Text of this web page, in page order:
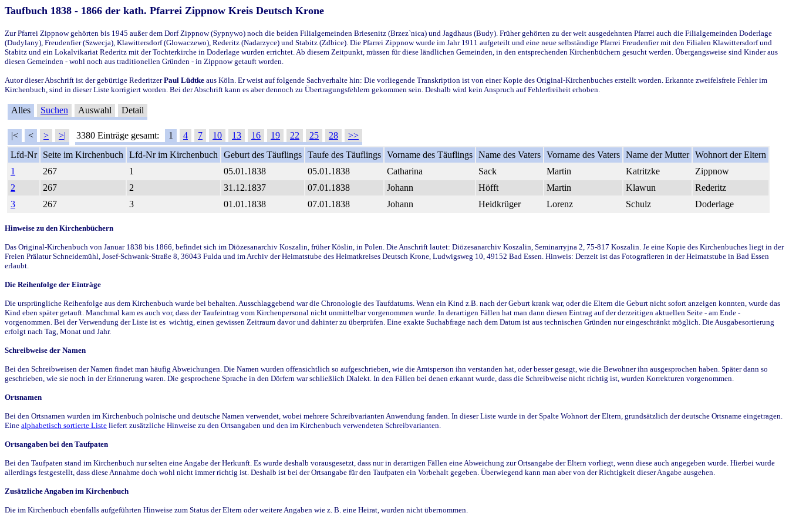
Taufbuch 1838 - 1866 der kath. Pfarrei Zippnow Kreis Deutsch Krone
Zur Pfarrei Zippnow gehörten bis 1945 außer dem Dorf Zippnow (Sypnywo) noch die beiden Filialgemeinden Briesenitz (Brzez`nica) und Jagdhaus (Budy). Früher gehörten zu der weit ausgedehnten Pfarrei auch die Filialgemeinden Doderlage
(Dudylany), Freudenfier (Szwecja), Klawittersdorf (Glowaczewo), Rederitz (Nadarzyce) und Stabitz (Zdbice). Die Pfarrei Zippnow wurde im Jahr 1911 aufgeteilt und eine neue selbständige Pfarrei Freudenfier mit den Filialen Klawittersdorf und
Stabitz und ein Lokalvikariat Rederitz mit der Tochterkirche in Doderlage wurden errichtet. Ab diesem Zeitpunkt, müssen für diese ländlichen Gemeinden, in den entsprechenden Kirchenbüchern gesucht werden. Übergangsweise sind Kinder aus
diesen Gemeinden - wohl noch aus traditionellen Gründen - in Zippnow getauft worden.
Autor dieser Abschrift ist der gebürtige RederitzerPaul Lüdtke aus Köln. Er weist auf folgende Sachverhalte hin: Die vorliegende Transkription ist von einer Kopie des Original-Kirchenbuches erstellt worden. Erkannte zweifelsfreie Fehler im
Kirchenbuch, sind in dieser Liste korrigiert worden. Bei der Abschrift kann es aber dennoch zu Übertragungsfehlern gekommen sein. Deshalb wird kein Anspruch auf Fehlerfreiheit erhoben.
Alles Suchen Auswahl Detail
|< < > >| 3380 Einträge gesamt: 1 4 7 10 13 16 19 22 25 28
>>
Lfd-Nr
Seite im Kirchenbuch Lfd-Nr im Kirchenbuch Geburt des Täuflings Taufe des Täuflings Vorname des Täuflings Name des Vaters Vorname des Vaters Name der Mutter Wohnort der Eltern
1
267 1 05.01.1838 05.01.1838 Catharina Sack Martin Katritzke
Zippnow
2
267 2 31.12.1837 07.01.1838 Johann Höfft Martin Klawun
Rederitz
3
267 3 01.01.1838 07.01.1838 Johann Heidkrüger Lorenz Schulz Doderlage
Hinweise zu den Kirchenbüchern
Das Original-Kirchenbuch von Januar 1838 bis 1866, befindet sich im Diözesanarchiv Koszalin, früher Köslin, in Polen. Die Anschrift lautet: Diözesanarchiv Koszalin, Seminarryjna 2, 75-817 Koszalin. Je eine Kopie des Kirchenbuches liegt in der
Freien Prälatur Schneidemühl, Josef-Schwank-Straße 8, 36043 Fulda und im Archiv der Heimatstube des Heimatkreises Deutsch Krone, Ludwigsweg 10, 49152 Bad Essen. Hinweis: Derzeit ist das Fotografieren in der Heimatstube in Bad Essen
erlaubt.
Die Reihenfolge der Einträge
Die ursprüngliche Reihenfolge aus dem Kirchenbuch wurde bei behalten. Ausschlaggebend war die Chronologie des Taufdatums. Wenn ein Kind z.B. nach der Geburt krank war, oder die Eltern die Geburt nicht sofort anzeigen konnten, wurde das
Kind eben später getauft. Manchmal kam es auch vor, dass der Taufeintrag vom Kirchenpersonal nicht unmittelbar vorgenommen wurde. In derartigen Fällen hat man dann diesen Eintrag auf der derzeitigen aktuellen Seite - am Ende -
vorgenommen. Bei der Verwendung der Liste ist es wichtig, einen gewissen Zeitraum davor und dahinter zu überprüfen. Eine exakte Suchabfrage nach dem Datum ist aus technischen Gründen nur eingeschränkt möglich. Die Ausgabesortierung
erfolgt nach Tag, Monat und Jahr.
Schreibweise der Namen
Bei den Schreibweisen der Namen findet man häufig Abweichungen. Die Namen wurden offensichtlich so aufgeschrieben, wie die Amtsperson ihn verstanden hat, oder besser gesagt, wie die Bewohner ihn ausgesprochen haben. Später dann so
geschrieben, wie sie noch in der Erinnerung waren. Die gesprochene Sprache in den Dörfern war schließlich Dialekt. In den Fällen bei denen erkannt wurde, dass die Schreibweise nicht richtig ist, wurden Korrekturen vorgenommen.
Ortsnamen
Bei den Ortsnamen wurden im Kirchenbuch polnische und deutsche Namen verwendet, wobei mehrere Schreibvarianten Anwendung fanden. In dieser Liste wurde in der Spalte Wohnort der Eltern, grundsätzlich der deutsche Ortsname eingetragen.
Eine alphabetisch sortierte Liste liefert zusätzliche Hinweise zu den Ortsangaben und den im Kirchenbuch verwendeten Schreibvarianten.
Ortsangaben bei den Taufpaten
Bei den Taufpaten stand im Kirchenbuch nur selten eine Angabe der Herkunft. Es wurde deshalb vorausgesetzt, dass nur in derartigen Fällen eine Abweichung zur Ortsangabe der Eltern vorliegt, wenn diese auch angegeben wurde. Hierbei wurde
allerdings festgestellt, dass diese Annahme doch wohl nicht immer richtig ist. Deshalb ist bei der Ortsangabe für den Taufpaten ein Vorbehalt gegeben. Überwiegend kann man aber von der Richtigkeit dieser Angabe ausgehen.
Zusätzliche Angaben im Kirchenbuch
Die im Kirchenbuch ebenfalls aufgeführten Hinweise zum Status der Eltern oder weitere Angaben wie z. B. eine Heirat, wurden nicht übernommen.